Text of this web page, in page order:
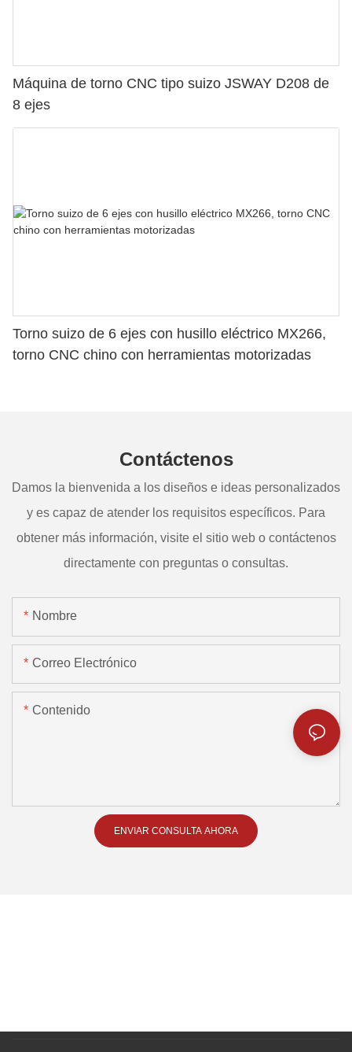
Máquina de torno CNC tipo suizo JSWAY D208 de
8 ejes
Torno suizo de 6 ejes con husillo eléctrico MX266,
torno CNC chino con herramientas motorizadas
Contáctenos
Damos la bienvenida a los diseños e ideas personalizados
y es capaz de atender los requisitos específicos. Para
obtener más información, visite el sitio web o contáctenos
directamente con preguntas o consultas.
Nombre
Correo Electrónico
Contenido
ENVIAR CONSULTA AHORA